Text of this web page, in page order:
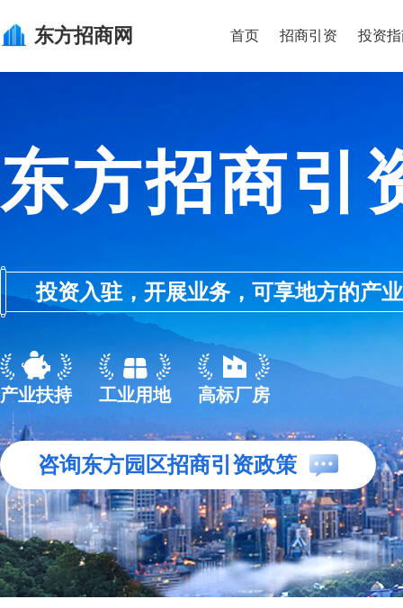
东方招商网 首页 招商引资 投资
东方招商引
投资入驻，开展业务，可享地方的产
产业扶持 工业用地 高标厂房
咨询东方园区招商引资政策